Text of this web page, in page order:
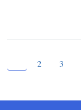
Page
2 Page
3